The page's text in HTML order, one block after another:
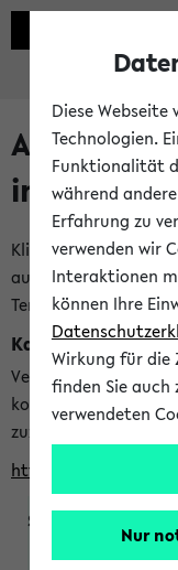
Alle
im eKVV
Klicken Sie auf das
auswählen möchten.
Termine imKalender
Verwenden Sie die
kompatiblen
zuzugreifen (nähere
https://ekvv.uni-
WiSe 2026/2027
Diese
Technologien.
Funktionalität
während
Erfahrung zu
verwenden wir
Interaktionen
können Ihre
Wirkung für die
finden Sie
verwendeten
Nur